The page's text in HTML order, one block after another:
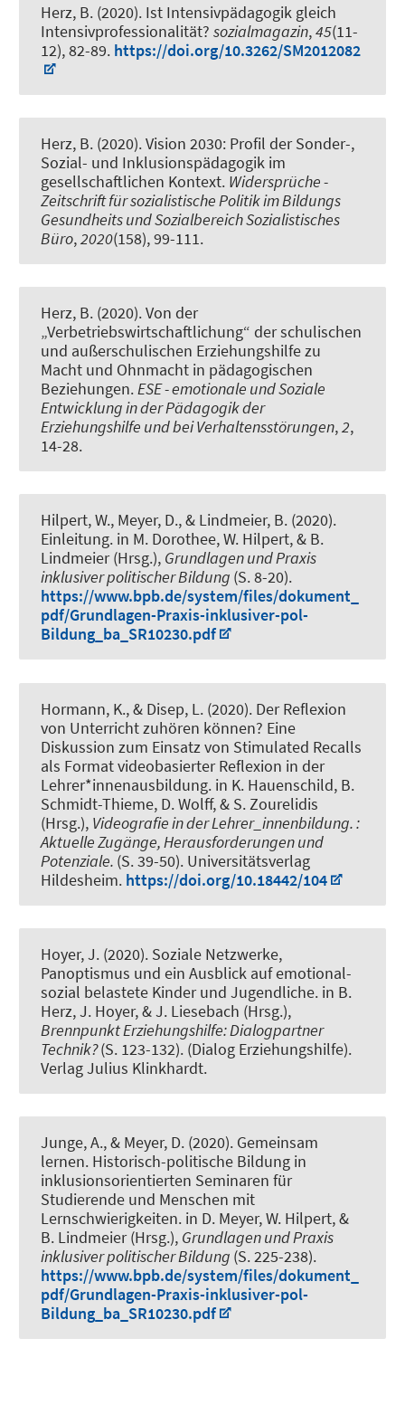
Herz, B. (2020). Ist Intensivpädagogik gleich
Intensivprofessionalität? sozialmagazin,45(11-
12), 82-89. https://doi.org/10.3262/SM2012082
Herz, B. (2020).Vision 2030: Profil der Sonder-,
Sozial- und Inklusionspädagogik im
gesellschaftlichen Kontext. Widersprüche -
Zeitschrift für sozialistische Politik im Bildungs
Gesundheits und Sozialbereich Sozialistisches
Büro,2020(158), 99-111.
Herz, B. (2020).Von der
„Verbetriebswirtschaftlichung“ der schulischen
und außerschulischen Erziehungshilfe zu
Macht und Ohnmacht in pädagogischen
Beziehungen.ESE - emotionale und Soziale
Entwicklung in der Pädagogik der
Erziehungshilfe und bei Verhaltensstörungen,2,
14-28.
Hilpert, W., Meyer, D., & Lindmeier, B. (2020).
Einleitung. in M. Dorothee, W. Hilpert, & B.
Lindmeier (Hrsg.), Grundlagen und Praxis
inklusiver politischer Bildung (S. 8-20).
https://www.bpb.de/system/files/dokument_
pdf/Grundlagen-Praxis-inklusiver-pol-
Bildung_ba_SR10230.pdf
Hormann, K., & Disep, L. (2020). Der Reflexion
von Unterricht zuhören können? Eine
Diskussion zum Einsatz von Stimulated Recalls
als Format videobasierter Reflexion in der
Lehrer*innenausbildung. in K. Hauenschild, B.
Schmidt-Thieme, D. Wolff, & S. Zourelidis
(Hrsg.), Videografie in der Lehrer_innenbildung. :
Aktuelle Zugänge, Herausforderungen und
Potenziale. (S. 39-50). Universitätsverlag
Hildesheim. https://doi.org/10.18442/104
Hoyer, J. (2020). Soziale Netzwerke,
Panoptismus und ein Ausblick auf emotional-
sozial belastete Kinder und Jugendliche. in B.
Herz, J. Hoyer, & J. Liesebach (Hrsg.),
Brennpunkt Erziehungshilfe: Dialogpartner
Technik?(S. 123-132). (Dialog Erziehungshilfe).
Verlag Julius Klinkhardt.
Junge, A., & Meyer, D. (2020). Gemeinsam
lernen. Historisch-politische Bildung in
inklusionsorientierten Seminaren für
Studierende und Menschen mit
Lernschwierigkeiten. in D. Meyer, W. Hilpert, &
B. Lindmeier (Hrsg.), Grundlagen und Praxis
inklusiver politischer Bildung (S. 225-238).
https://www.bpb.de/system/files/dokument_
pdf/Grundlagen-Praxis-inklusiver-pol-
Bildung_ba_SR10230.pdf